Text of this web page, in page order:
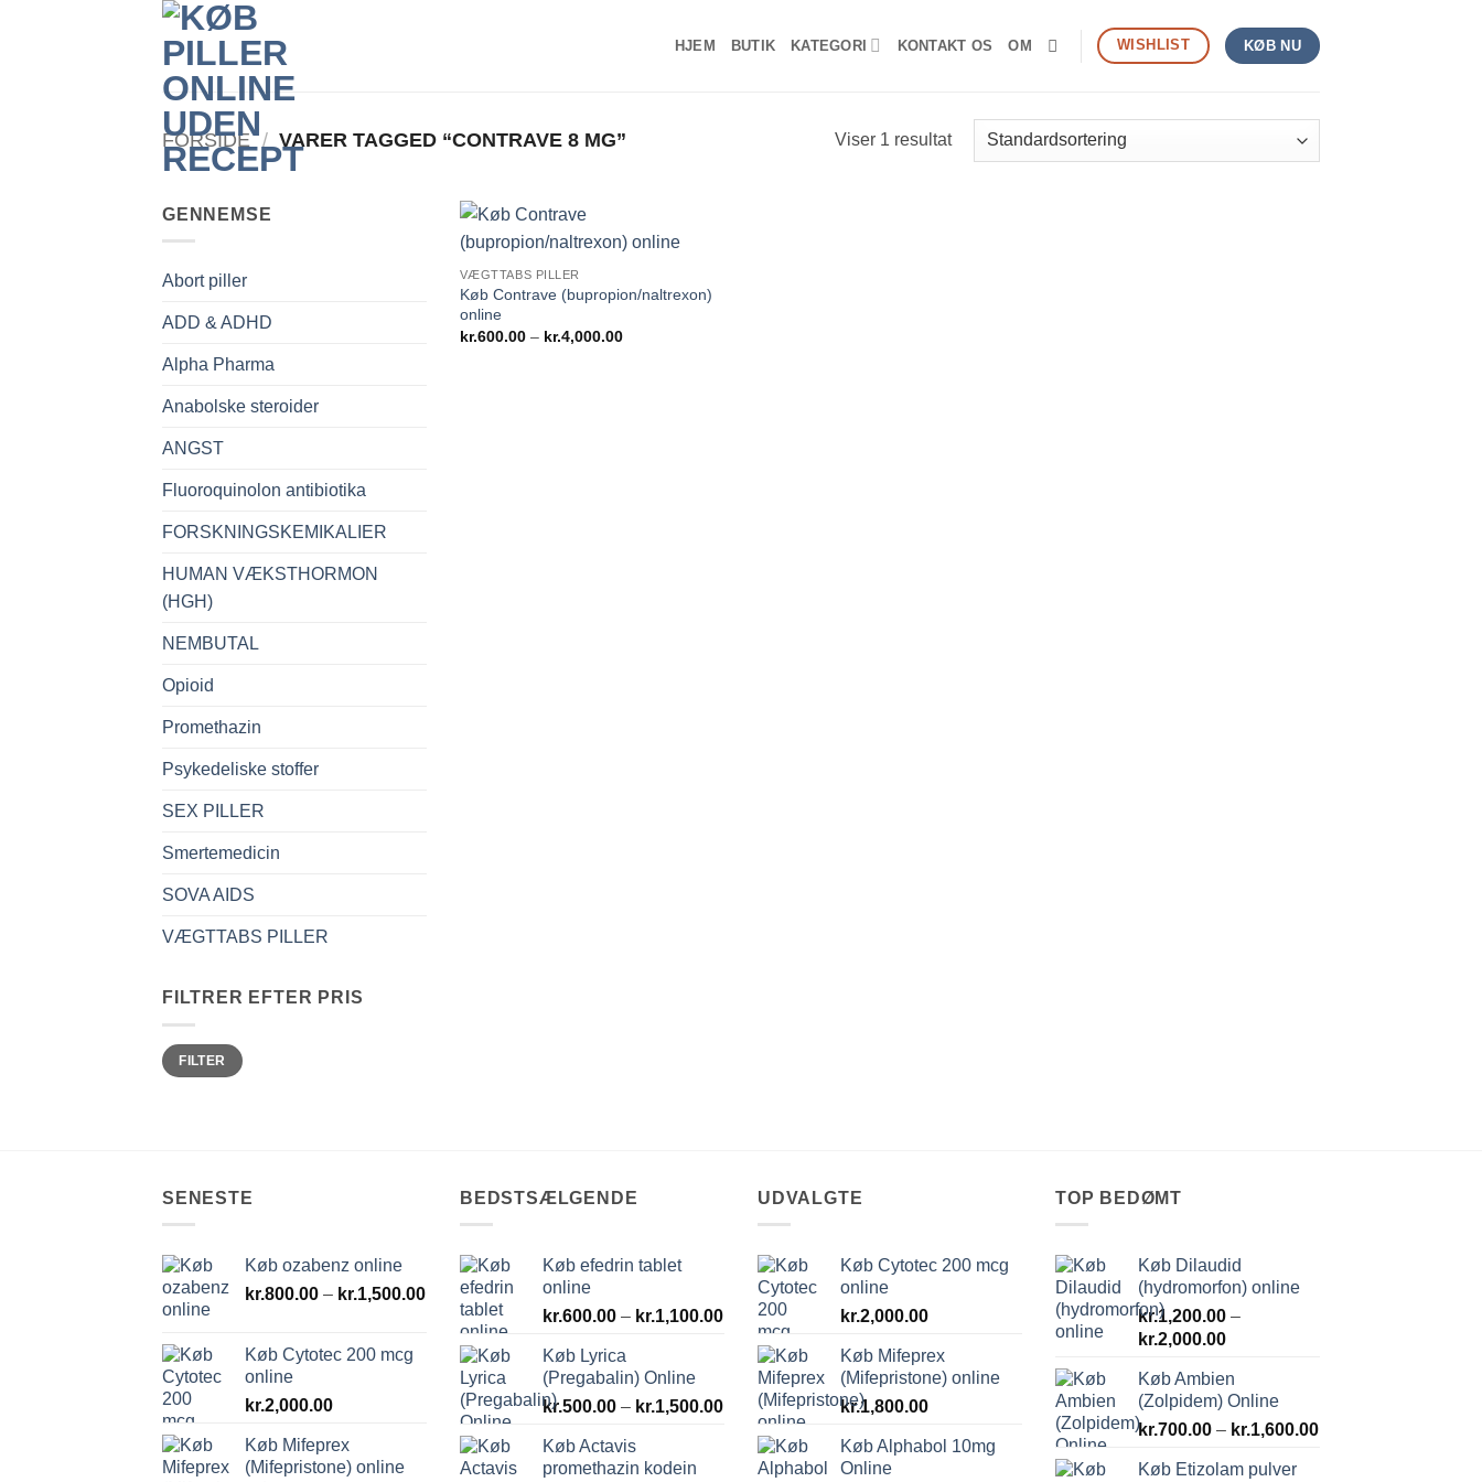
HJEM BUTIK KATEGORI KONTAKT OS OM WISHLIST KØB NU
FORSIDE / VARER TAGGED “CONTRAVE 8 MG” Viser 1 resultat
GENNEMSE
Abort piller
ADD & ADHD
Alpha Pharma
Anabolske steroider
ANGST
Fluoroquinolon antibiotika
FORSKNINGSKEMIKALIER
HUMAN VÆKSTHORMON
(HGH)
NEMBUTAL
Opioid
Promethazin
Psykedeliske stoffer
SEX PILLER
Smertemedicin
SOVA AIDS
VÆGTTABS PILLER
FILTRER EFTER PRIS
Mindste
pris
Højeste
prisFILTER
VÆGTTABS PILLER
Køb Contrave (bupropion/naltrexon)
online
kr.600.00 – kr.4,000.00Prisinterval:
SENESTE
Køb ozabenz online
kr.800.00 – kr.1,500.00Prisinterval:
kr.800.00
kr.1,500.00
Køb Cytotec 200 mcg
online
kr.2,000.00
Køb Mifeprex
(Mifepristone) online
BEDSTSÆLGENDE
Køb efedrin tablet
online
kr.600.00 – kr.1,100.00Prisinterval:
kr.600.00
kr.1,100.00
Køb Lyrica
(Pregabalin) Online
kr.500.00 – kr.1,500.00Prisinterval:
kr.500.00
kr.1,500.00
Køb Actavis
promethazin kodein
UDVALGTE
Køb Cytotec 200 mcg
online
kr.2,000.00
Køb Mifeprex
(Mifepristone) online
kr.1,800.00
Køb Alphabol 10mg
Online
TOP BEDØMT
Køb Dilaudid
(hydromorfon) online
kr.1,200.00 –
kr.2,000.00Prisinterval:
til
kr.2,000.00
Køb Ambien
(Zolpidem) Online
kr.700.00 – kr.1,600.00Prisinterval:
Køb Etizolam pulver